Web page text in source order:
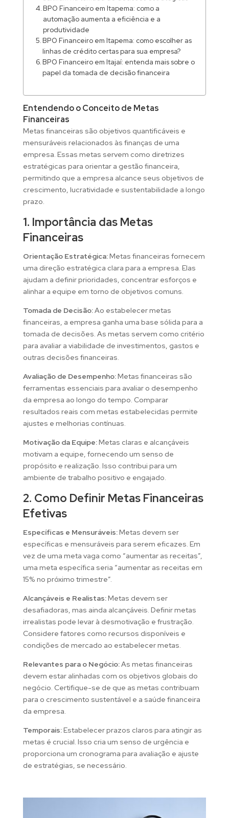
BPO Financeiro em Itapema: como a
automação aumenta a eficiência e a
produtividade
BPO Financeiro em Itapema: como escolher as
linhas de crédito certas para sua empresa?
BPO Financeiro em Itajaí: entenda mais sobre o
papel da tomada de decisão financeira
Entendendo o Conceito de Metas
Financeiras
Metas financeiras são objetivos quantificáveis e
mensuráveis relacionados às finanças de uma
empresa. Essas metas servem como diretrizes
estratégicas para orientar a gestão financeira,
permitindo que a empresa alcance seus objetivos de
crescimento, lucratividade e sustentabilidade a longo
prazo.
1. Importância das Metas
Financeiras
Orientação Estratégica:Metas financeiras fornecem
uma direção estratégica clara para a empresa. Elas
ajudam a definir prioridades, concentrar esforços e
alinhar a equipe em torno de objetivos comuns.
Tomada de Decisão:Ao estabelecer metas
financeiras, a empresa ganha uma base sólida para a
tomada de decisões. As metas servem como critério
para avaliar a viabilidade de investimentos, gastos e
outras decisões financeiras.
Avaliação de Desempenho:Metas financeiras são
ferramentas essenciais para avaliar o desempenho
da empresa ao longo do tempo. Comparar
resultados reais com metas estabelecidas permite
ajustes e melhorias contínuas.
Motivação da Equipe:Metas claras e alcançáveis
motivam a equipe, fornecendo um senso de
propósito e realização. Isso contribui para um
ambiente de trabalho positivo e engajado.
2. Como Definir Metas Financeiras
Efetivas
Específicas e Mensuráveis:Metas devem ser
específicas e mensuráveis para serem eficazes. Em
vez de uma meta vaga como “aumentar as receitas”,
uma meta específica seria “aumentar as receitas em
15% no próximo trimestre”.
Alcançáveis e Realistas:Metas devem ser
desafiadoras, mas ainda alcançáveis. Definir metas
irrealistas pode levar à desmotivação e frustração.
Considere fatores como recursos disponíveis e
condições de mercado ao estabelecer metas.
Relevantes para o Negócio:As metas financeiras
devem estar alinhadas com os objetivos globais do
negócio. Certifique-se de que as metas contribuam
para o crescimento sustentável e a saúde financeira
da empresa.
Temporais:Estabelecer prazos claros para atingir as
metas é crucial. Isso cria um senso de urgência e
proporciona um cronograma para avaliação e ajuste
de estratégias, se necessário.